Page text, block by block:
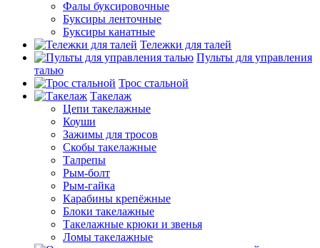
Фалы буксировочные
Буксиры ленточные
Буксиры канатные
Тележки для талей
Пульты для управления
талью
Трос стальной
Такелаж
Цепи такелажные
Коуши
Зажимы для тросов
Скобы такелажные
Талрепы
Рым-болт
Рым-гайка
Карабины крепёжные
Блоки такелажные
Такелажные крюки и звенья
Ломы такелажные